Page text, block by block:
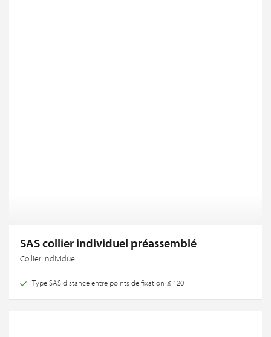
SAS collier individuel préassemblé
Collier individuel
Type SAS distance entre points de fixation ≤ 120